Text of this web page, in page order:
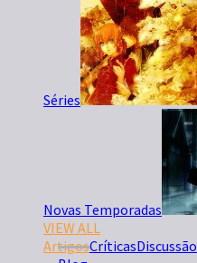
Séries
Novas Temporadas
VIEW ALL
ArtigosCríticasDiscussão